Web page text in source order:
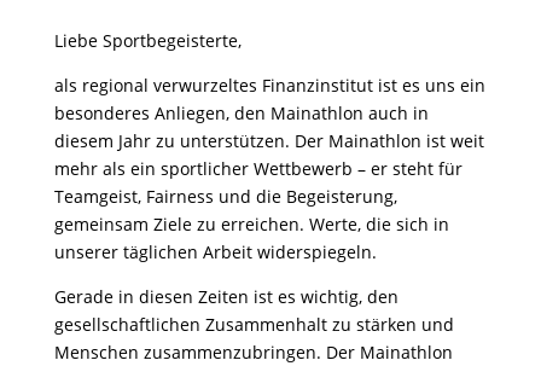
Liebe Sportbegeisterte,
als regional verwurzeltes Finanzinstitut ist es uns ein
besonderes Anliegen, den Mainathlon auch in
diesem Jahr zu unterstützen. Der Mainathlon ist weit
mehr als ein sportlicher Wettbewerb – er steht für
Teamgeist, Fairness und die Begeisterung,
gemeinsam Ziele zu erreichen. Werte, die sich in
unserer täglichen Arbeit widerspiegeln.
Gerade in diesen Zeiten ist es wichtig, den
gesellschaftlichen Zusammenhalt zu stärken und
Menschen zusammenzubringen. Der Mainathlon